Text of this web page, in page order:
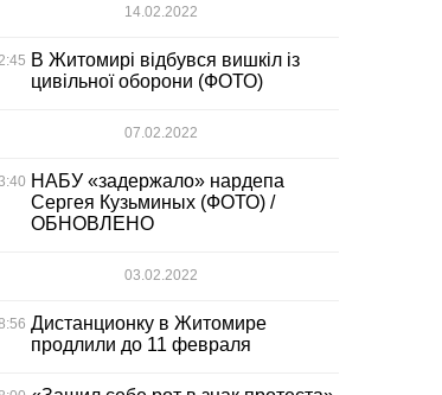
14.02.2022
В Житомирі відбувся вишкіл із
цивільної оборони (ФОТО)
07.02.2022
НАБУ «задержало» нардепа
Сергея Кузьминых (ФОТО) /
ОБНОВЛЕНО
03.02.2022
Дистанционку в Житомире
продлили до 11 февраля